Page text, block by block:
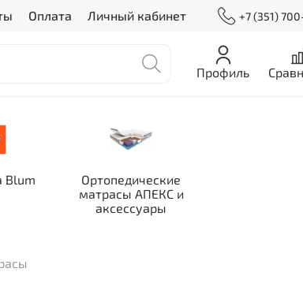
Оплата Личный кабинет +7 (351)
Профиль
Blum
Ортопедические
матрасы АПЕКС и
аксессуары